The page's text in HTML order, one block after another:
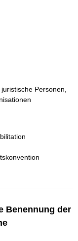
Personen,
Benennung der